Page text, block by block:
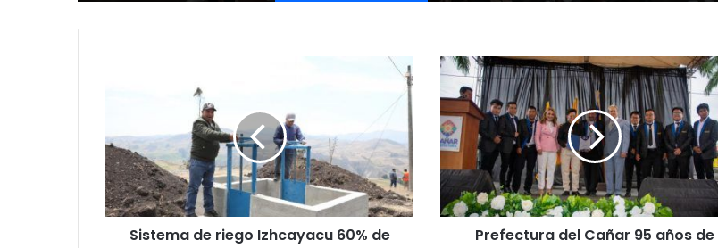
Sistema de riego Izhcayacu 60% de
Prefectura del Cañar 95 años de